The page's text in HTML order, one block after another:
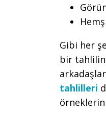
Gibi her
bir tahlilin
tahlilleri